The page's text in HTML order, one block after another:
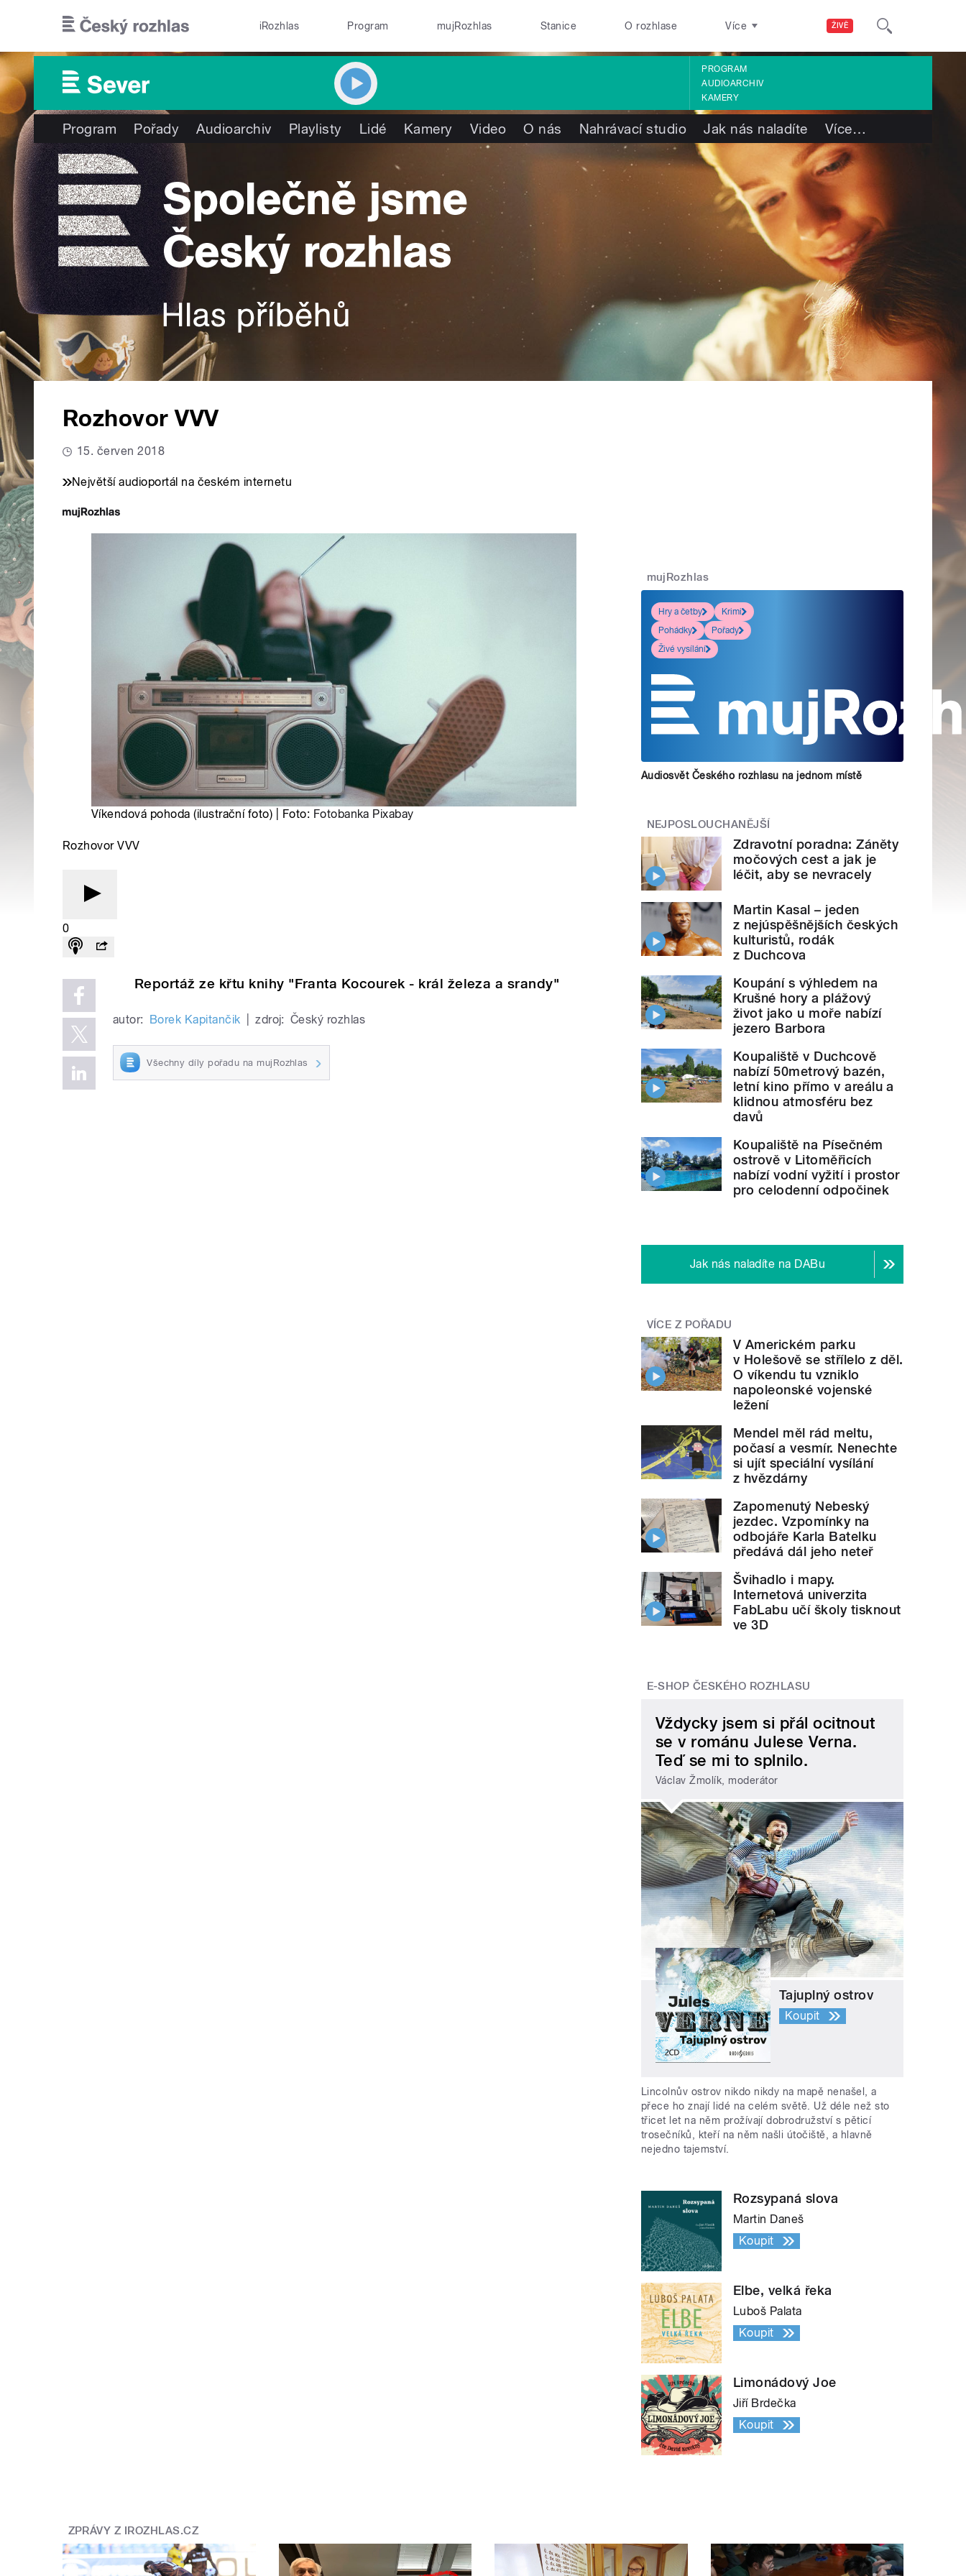
ŽIVĚ
iRozhlas Program mujRozhlas Stanice O rozhlase Více
PROGRAM
AUDIOARCHIV
KAMERY
Program Pořady Audioarchiv Playlisty Lidé Kamery Video O nás Nahrávací studio Jak nás naladíte Více…
Rozhovor VVV
15. červen 2018
Největší audioportál na českém internetu
Víkendová pohoda (ilustrační foto) | Foto: Fotobanka Pixabay
Rozhovor VVV
0
Reportáž ze křtu knihy "Franta Kocourek - král železa a srandy"
autor: Borek Kapitančik zdroj: Český rozhlas
Všechny díly pořadu na mujRozhlas
mujRozhlas
Hry a četby
Krimi
Pohádky
Pořady
Živé vysílání
Audiosvět Českého rozhlasu na jednom místě
NEJPOSLOUCHANĚJŠÍ
Zdravotní poradna: Záněty
močových cest a jak je
léčit, aby se nevracely
Martin Kasal – jeden
z nejúspěšnějších českých
kulturistů, rodák
z Duchcova
Koupání s výhledem na
Krušné hory a plážový
život jako u moře nabízí
jezero Barbora
Koupaliště v Duchcově
nabízí 50metrový bazén,
letní kino přímo v areálu a
klidnou atmosféru bez
davů
Koupaliště na Písečném
ostrově v Litoměřicích
nabízí vodní vyžití i prostor
pro celodenní odpočinek
Jak nás naladíte na DABu
VÍCE Z POŘADU
V Americkém parku
v Holešově se střílelo z děl.
O víkendu tu vzniklo
napoleonské vojenské
ležení
Mendel měl rád meltu,
počasí a vesmír. Nenechte
si ujít speciální vysílání
z hvězdárny
Zapomenutý Nebeský
jezdec. Vzpomínky na
odbojáře Karla Batelku
předává dál jeho neteř
Švihadlo i mapy.
Internetová univerzita
FabLabu učí školy tisknout
ve 3D
E-SHOP ČESKÉHO ROZHLASU
Vždycky jsem si přál ocitnout
se v románu Julese Verna.
Teď se mi to splnilo.
Václav Žmolík, moderátor
Tajuplný ostrov
Koupit
Lincolnův ostrov nikdo nikdy na mapě nenašel, a
přece ho znají lidé na celém světě. Už déle než sto
třicet let na něm prožívají dobrodružství s pěticí
trosečníků, kteří na něm našli útočiště, a hlavně
nejedno tajemství.
Rozsypaná slova
Martin Daneš
Koupit
Elbe, velká řeka
Luboš Palata
Koupit
Limonádový Joe
Jiří Brdečka
Koupit
ZPRÁVY Z IROZHLAS.CZ